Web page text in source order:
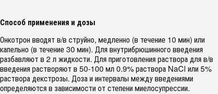
Способ применения и дозы
Онкотрон вводят в/в струйно, медленно (в течение 10 мин) или
капельно (в течение 30 мин). Для внутрибрюшинного введения
разбавляют в 2 л жидкости. Для приготовления раствора для в/в
введения растворяют в 50-100 мл 0.9% раствора NaCl или 5%
раствора декстрозы. Доза и интервалы между введениями
определяются в зависимости от степени миелосупрессии.